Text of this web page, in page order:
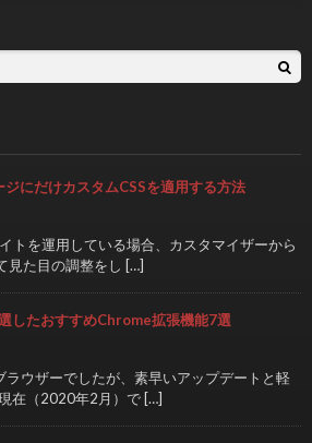
にだけカスタムCSSを適用する方法
トを運用している場合、カスタマイザーから
見た目の調整をし […]
したおすすめChrome拡張機能7選
ラウザーでしたが、素早いアップデートと軽
在（2020年2月）で […]